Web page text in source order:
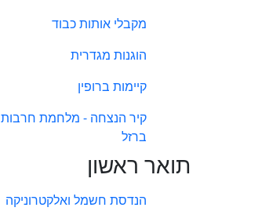
מקבלי אותות כבוד
הוגנות מגדרית
קיימות ברופין
קיר הנצחה - מלחמת חרבות
ברזל
תואר ראשון
הנדסת חשמל ואלקטרוניקה